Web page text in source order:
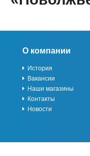
О компании
История
Вакансии
Наши магазины
Контакты
Новости